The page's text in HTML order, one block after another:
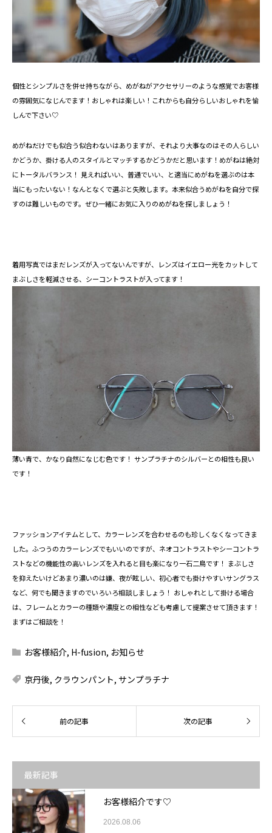
個性とシンプルさを併せ持ちながら、めがねがアクセサリーのような感覚でお客様
の雰囲気になじんでます！おしゃれは楽しい！これからも自分らしいおしゃれを愉
しんで下さい♡
めがねだけでも似合う似合わないはありますが、それより大事なのはその人らしい
かどうか、掛ける人のスタイルとマッチするかどうかだと思います！めがねは絶対
にトータルバランス！ 見えればいい、普通でいい、と適当にめがねを選ぶのは本
当にもったいない！なんとなくで選ぶと失敗します。本来似合うめがねを自分で探
すのは難しいものです。ぜひ一緒にお気に入りのめがねを探しましょう！
着用写真ではまだレンズが入ってないんですが、レンズはイエロー光をカットして
まぶしさを軽減させる、シーコントラストが入ってます！
薄い青で、かなり自然になじむ色です！ サンプラチナのシルバーとの相性も良い
です！
ファッションアイテムとして、カラーレンズを合わせるのも珍しくなくなってきま
した。ふつうのカラーレンズでもいいのですが、ネオコントラストやシーコントラ
ストなどの機能性の高いレンズを入れると目も楽になり一石二鳥です！ まぶしさ
を抑えたいけどあまり濃いのは嫌、夜が眩しい、初心者でも掛けやすいサングラス
など、何でも聞きますのでいろいろ相談しましょう！ おしゃれとして掛ける場合
は、フレームとカラーの種類や濃度との相性なども考慮して提案させて頂きます！
まずはご相談を！
お客様紹介, H-fusion, お知らせ
京丹後, クラウンパント, サンプラチナ
最新記事
お客様紹介です♡
2026.08.06